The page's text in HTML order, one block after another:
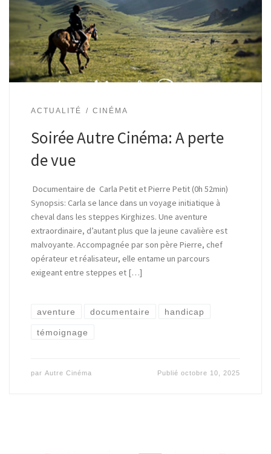
ACTUALITÉ CINÉMA
Soirée Autre Cinéma: A perte
de vue
Documentaire de Carla Petit et Pierre Petit (0h 52min)
Synopsis: Carla se lance dans un voyage initiatique à
cheval dans les steppes Kirghizes. Une aventure
extraordinaire, d’autant plus que la jeune cavalière est
malvoyante. Accompagnée par son père Pierre, chef
opérateur et réalisateur, elle entame un parcours
exigeant entre steppes et […]
aventure documentaire handicap
témoignage
par Autre Cinéma Publiéoctobre 10, 2025